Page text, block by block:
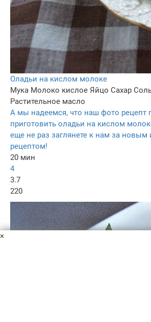
Оладьи на кислом молоке
Мука Молоко кислое Яйцо Сахар
Растительное масло
А мы надеемся, что наш фото рецепт
приготовить оладьи на кислом
еще не раз заглянете к нам за новым
рецептом!
20 мин
4
3.7
220
×